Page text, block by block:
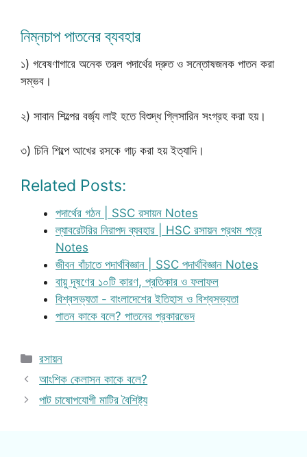
নিম্নচাপ পাতনের ব্যবহার
১) গবেষণাগারে অনেক তরল পদার্থের দ্রুত ও সন্তোষজনক পাতন করা
সম্ভব।
২) সাবান শিল্পের বর্জ্য লাই হতে বিশুদ্ধ গ্লিসারিন সংগ্রহ করা হয়।
৩) চিনি শিল্পে আখের রসকে গাঢ় করা হয় ইত্যাদি।
Related Posts:
পদার্থের গঠন | SSC রসায়ন Notes
ল্যাবরেটরির নিরাপদ ব্যবহার | HSC রসায়ন প্রথম পত্র
Notes
জীবন বাঁচাতে পদার্থবিজ্ঞান | SSC পদার্থবিজ্ঞান Notes
বায়ু দূষণের ১০টি কারণ, প্রতিকার ও ফলাফল
বিশ্বসভ্যতা - বাংলাদেশের ইতিহাস ও বিশ্বসভ্যতা
পাতন কাকে বলে? পাতনের প্রকারভেদ
Categories
রসায়ন
আংশিক কেলাসন কাকে বলে?
পাট চাষোপযোগী মাটির বৈশিষ্ট্য